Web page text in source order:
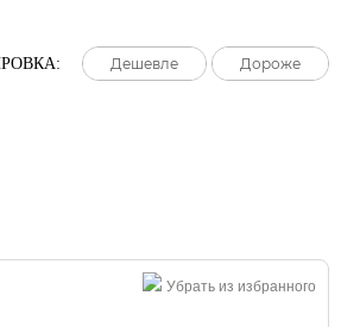
Дешевле
Дешевле
Дешевле Дороже
Дороже
Дороже
Убрать из избранного